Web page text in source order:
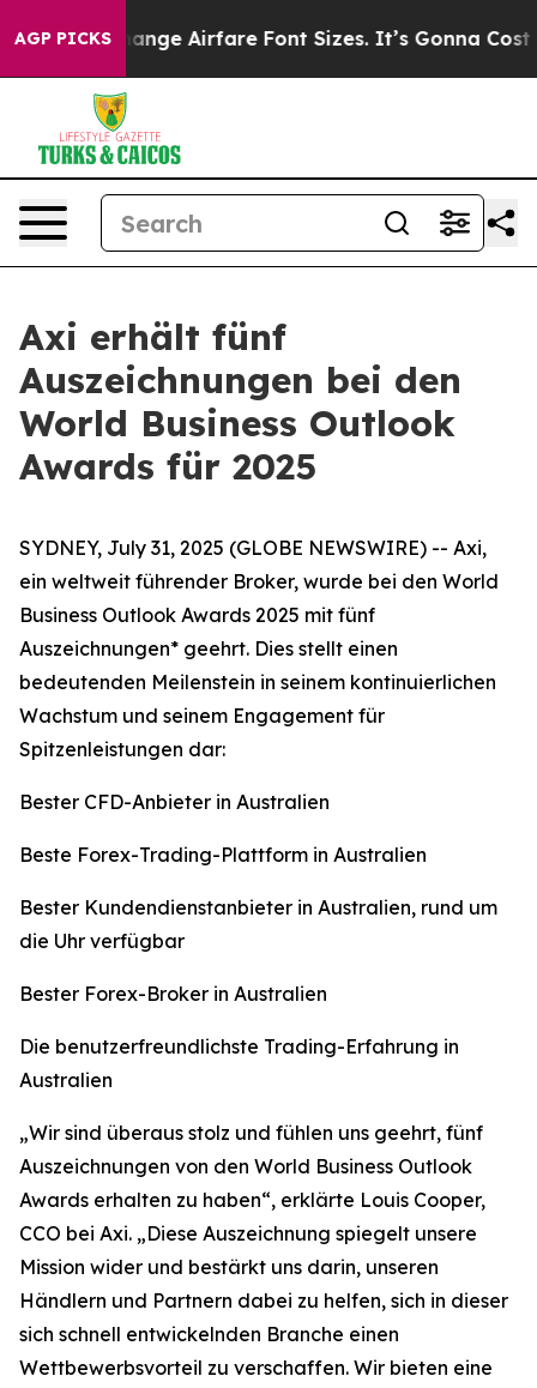
AGP PICKS
To Change Airfare Font Sizes. It’s Gonna Cost You.
Axi erhält fünf
Auszeichnungen bei den
World Business Outlook
Awards für 2025
SYDNEY, July 31, 2025 (GLOBE NEWSWIRE) -- Axi,
ein weltweit führender Broker, wurde bei den World
Business Outlook Awards 2025 mit fünf
Auszeichnungen* geehrt. Dies stellt einen
bedeutenden Meilenstein in seinem kontinuierlichen
Wachstum und seinem Engagement für
Spitzenleistungen dar:
Bester CFD-Anbieter in Australien
Beste Forex-Trading-Plattform in Australien
Bester Kundendienstanbieter in Australien, rund um
die Uhr verfügbar
Bester Forex-Broker in Australien
Die benutzerfreundlichste Trading-Erfahrung in
Australien
„Wir sind überaus stolz und fühlen uns geehrt, fünf
Auszeichnungen von den World Business Outlook
Awards erhalten zu haben“, erklärte Louis Cooper,
CCO bei Axi. „Diese Auszeichnung spiegelt unsere
Mission wider und bestärkt uns darin, unseren
Händlern und Partnern dabei zu helfen, sich in dieser
sich schnell entwickelnden Branche einen
Wettbewerbsvorteil zu verschaffen. Wir bieten eine